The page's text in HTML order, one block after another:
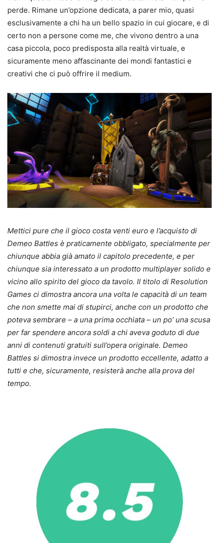
perde. Rimane un’opzione dedicata, a parer mio, quasi
esclusivamente a chi ha un bello spazio in cui giocare, e di
certo non a persone come me, che vivono dentro a una
casa piccola, poco predisposta alla realtà virtuale, e
sicuramente meno affascinante dei mondi fantastici e
creativi che ci può offrire il medium.
Mettici pure che il gioco costa venti euro e l’acquisto di
Demeo Battles è praticamente obbligato, specialmente per
chiunque abbia già amato il capitolo precedente, e per
chiunque sia interessato a un prodotto multiplayer solido e
vicino allo spirito del gioco da tavolo. Il titolo di Resolution
Games ci dimostra ancora una volta le capacità di un team
che non smette mai di stupirci, anche con un prodotto che
poteva sembrare – a una prima occhiata – un po’ una scusa
per far spendere ancora soldi a chi aveva goduto di due
anni di contenuti gratuiti sull’opera originale. Demeo
Battles si dimostra invece un prodotto eccellente, adatto a
tutti e che, sicuramente, resisterà anche alla prova del
tempo.